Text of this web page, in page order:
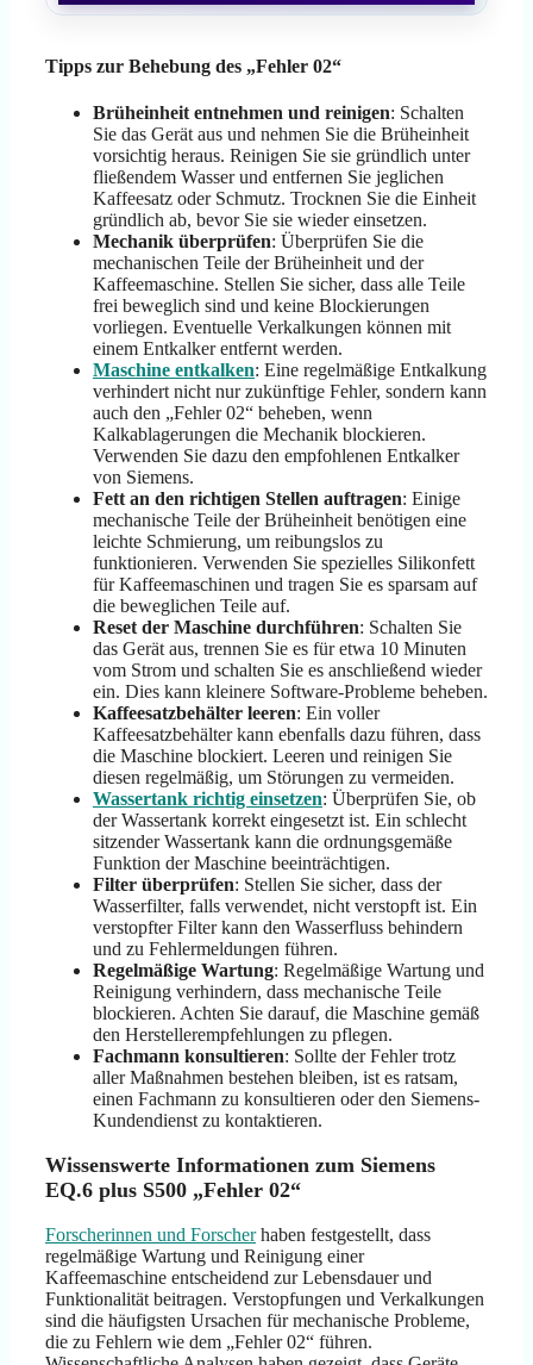
Tipps zur Behebung des „Fehler 02“
Brüheinheit entnehmen und reinigen: Schalten
Sie das Gerät aus und nehmen Sie die Brüheinheit
vorsichtig heraus. Reinigen Sie sie gründlich unter
fließendem Wasser und entfernen Sie jeglichen
Kaffeesatz oder Schmutz. Trocknen Sie die Einheit
gründlich ab, bevor Sie sie wieder einsetzen.
Mechanik überprüfen: Überprüfen Sie die
mechanischen Teile der Brüheinheit und der
Kaffeemaschine. Stellen Sie sicher, dass alle Teile
frei beweglich sind und keine Blockierungen
vorliegen. Eventuelle Verkalkungen können mit
einem Entkalker entfernt werden.
Maschine entkalken: Eine regelmäßige Entkalkung
verhindert nicht nur zukünftige Fehler, sondern kann
auch den „Fehler 02“ beheben, wenn
Kalkablagerungen die Mechanik blockieren.
Verwenden Sie dazu den empfohlenen Entkalker
von Siemens.
Fett an den richtigen Stellen auftragen: Einige
mechanische Teile der Brüheinheit benötigen eine
leichte Schmierung, um reibungslos zu
funktionieren. Verwenden Sie spezielles Silikonfett
für Kaffeemaschinen und tragen Sie es sparsam auf
die beweglichen Teile auf.
Reset der Maschine durchführen: Schalten Sie
das Gerät aus, trennen Sie es für etwa 10 Minuten
vom Strom und schalten Sie es anschließend wieder
ein. Dies kann kleinere Software-Probleme beheben.
Kaffeesatzbehälter leeren: Ein voller
Kaffeesatzbehälter kann ebenfalls dazu führen, dass
die Maschine blockiert. Leeren und reinigen Sie
diesen regelmäßig, um Störungen zu vermeiden.
Wassertank richtig einsetzen: Überprüfen Sie, ob
der Wassertank korrekt eingesetzt ist. Ein schlecht
sitzender Wassertank kann die ordnungsgemäße
Funktion der Maschine beeinträchtigen.
Filter überprüfen: Stellen Sie sicher, dass der
Wasserfilter, falls verwendet, nicht verstopft ist. Ein
verstopfter Filter kann den Wasserfluss behindern
und zu Fehlermeldungen führen.
Regelmäßige Wartung: Regelmäßige Wartung und
Reinigung verhindern, dass mechanische Teile
blockieren. Achten Sie darauf, die Maschine gemäß
den Herstellerempfehlungen zu pflegen.
Fachmann konsultieren: Sollte der Fehler trotz
aller Maßnahmen bestehen bleiben, ist es ratsam,
einen Fachmann zu konsultieren oder den Siemens-
Kundendienst zu kontaktieren.
Wissenswerte Informationen zum Siemens
EQ.6 plus S500 „Fehler 02“
Forscherinnen und Forscherhaben festgestellt, dass
regelmäßige Wartung und Reinigung einer
Kaffeemaschine entscheidend zur Lebensdauer und
Funktionalität beitragen. Verstopfungen und Verkalkungen
sind die häufigsten Ursachen für mechanische Probleme,
die zu Fehlern wie dem „Fehler 02“ führen.